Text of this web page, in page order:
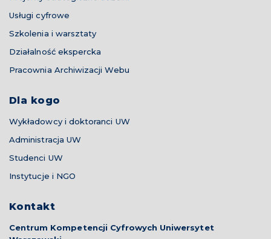
Usługi cyfrowe
Szkolenia i warsztaty
Działalność ekspercka
Pracownia Archiwizacji Webu
Dla kogo
Wykładowcy i doktoranci UW
Administracja UW
Studenci UW
Instytucje i NGO
Kontakt
Centrum Kompetencji Cyfrowych Uniwersytet